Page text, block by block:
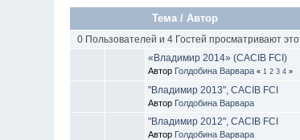
Тема / Автор
0 Пользователей и 4 Гостей просматривают
«Владимир 2014» (CACIB FCI)
Автор Голдобина Варвара « 1 2 3 4 »
"Владимир 2013", CACIB FCI
Автор Голдобина Варвара
"Владимир 2012", CACIB FCI
Автор Голдобина Варвара